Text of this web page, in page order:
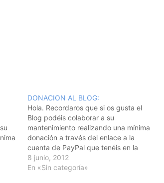
DONACION AL BLOG:
Hola. Recordaros que si os gusta el
Blog podéis colaborar a su
mantenimiento realizando una mínima
donación a través del enlace a la
cuenta de PayPal que tenéis en la
zona superior izquierda. Recordad
que es un blog totalmente gratuito
8 junio, 2012
En «Sin categoría»